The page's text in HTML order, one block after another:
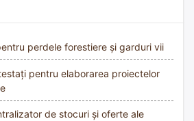
perdele forestiere și garduri vii
pentru elaborarea proiectelor
de stocuri și oferte ale